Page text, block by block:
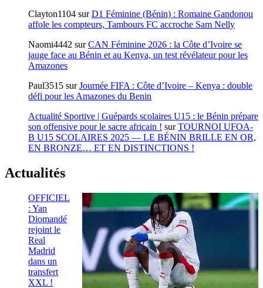
Clayton1104 surD1 Féminine (Bénin) : Romaine Gandonou
affole les compteurs, Tambours FC accroche Sam Nelly
Naomi4442 surCAN Féminine 2026 : la Côte d’Ivoire se
jauge face au Bénin et au Kenya, un test révélateur pour les
Amazones
Paul3515 surJournée FIFA : Côte d’Ivoire – Kenya : double
défi pour les Amazones du Benin
Actualité Sportive | Guépards scolaires U15 : le Bénin prépare
son offensive pour le sacre africain ! surTOURNOI UFOA-
B U15 SCOLAIRES 2025 — LE BÉNIN BRILLE EN OR,
EN BRONZE… ET EN DISTINCTIONS !
Actualités
OFFICIEL
: Yan
Diomandé
rejoint le
Real
Madrid
dans un
transfert
XXL !